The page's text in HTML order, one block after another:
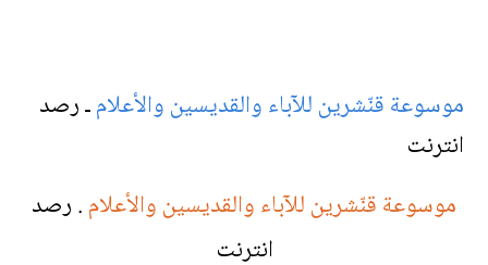
موسوعة قنّشرين للآباء والقديسين والأعلامـ رصد
انترنت
موسوعة قنّشرين للآباء والقديسين والأعلام. رصد
انترنت